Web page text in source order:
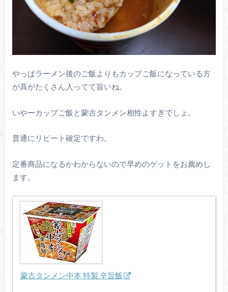
やっぱラーメン後のご飯よりもカップご飯になっている方
が具がたくさん入ってて旨いね。
いやーカップご飯と蒙古タンメン相性よすぎでしょ。
普通にリピート確定ですわ。
定番商品になるかわからないので早めのゲットをお薦めし
ます。
蒙古タンメン中本 特製 辛旨飯